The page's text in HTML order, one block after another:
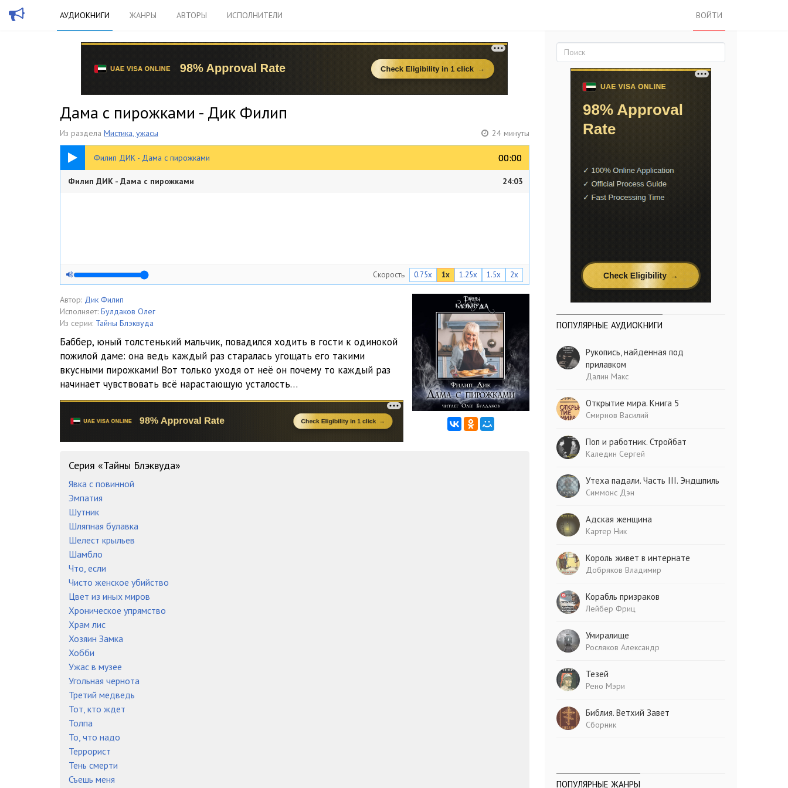
АУДИОКНИГИ ЖАНРЫ АВТОРЫ ИСПОЛНИТЕЛИ ВОЙТИ
Дама с пирожками - Дик Филип
Из раздела Мистика, ужасы 24 минуты
Филип ДИК - Дама с пирожками 00:00
00:00
24:03
Филип ДИК - Дама с пирожками 24:03
Скорость 0.75x 1x 1.25x 1.5x 2x
Автор: Дик Филип
Исполняет: Булдаков Олег
Из серии: Тайны Блэквуда
Баббер, юный толстенький мальчик, повадился ходить в гости к одинокой
пожилой даме: она ведь каждый раз старалась угощать его такими
вкусными пирожками! Вот только уходя от неё он почему то каждый раз
начинает чувствовать всё нарастающую усталость…
Серия «Тайны Блэквуда»
Явка с повинной
Эмпатия
Шутник
Шляпная булавка
Шелест крыльев
Шамбло
Что, если
Чисто женское убийство
Цвет из иных миров
Хроническое упрямство
Храм лис
Хозяин Замка
Хобби
Ужас в музее
Угольная чернота
Третий медведь
Тот, кто ждет
Толпа
То, что надо
Террорист
Тень смерти
Съешь меня
ПОПУЛЯРНЫЕ АУДИОКНИГИ
Рукопись, найденная под
прилавком
Далин Макс
Открытие мира. Книга 5
Смирнов Василий
Поп и работник. Стройбат
Каледин Сергей
Утеха падали. Часть III. Эндшпиль
Симмонс Дэн
Адская женщина
Картер Ник
Король живет в интернате
Добряков Владимир
Корабль призраков
Лейбер Фриц
Умиралище
Росляков Александр
Тезей
Рено Мэри
Библия. Ветхий Завет
Сборник
ПОПУЛЯРНЫЕ ЖАНРЫ